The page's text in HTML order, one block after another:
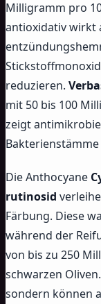
Milligramm pro
antioxidativ wirkt
reduzieren.
mit 50 bis 100
zeigt
Bakterienstämme
Die Anthocyane
rutinosid
Färbung. Diese
während der
von bis zu 250
schwarzen
sondern können